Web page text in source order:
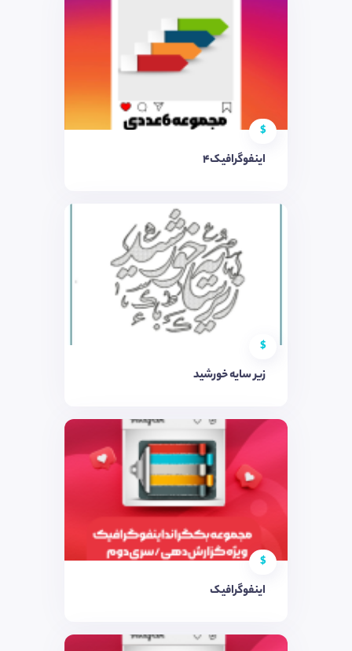
$
اینفوگرافیک4
$
زیر سایه خورشید
$
اینفوگرافیک